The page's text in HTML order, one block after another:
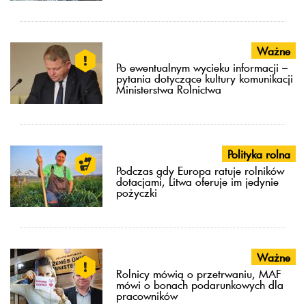
Ważne
Po ewentualnym wycieku informacji –
pytania dotyczące kultury komunikacji
Ministerstwa Rolnictwa
Polityka rolna
Podczas gdy Europa ratuje rolników
dotacjami, Litwa oferuje im jedynie
pożyczki
Ważne
Rolnicy mówią o przetrwaniu, MAF
mówi o bonach podarunkowych dla
pracowników